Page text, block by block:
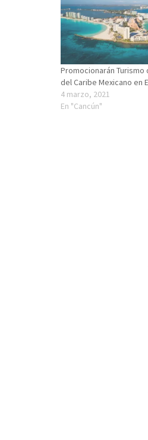
Promocionarán Turismo
del Caribe Mexicano en
4 marzo, 2021
En "Cancún"